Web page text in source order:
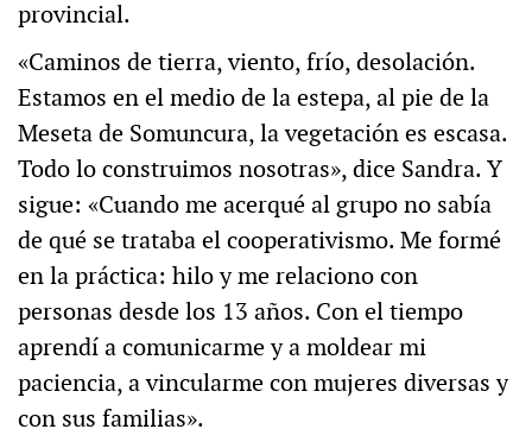
provincial.
«Caminos de tierra, viento, frío, desolación.
Estamos en el medio de la estepa, al pie de la
Meseta de Somuncura, la vegetación es escasa.
Todo lo construimos nosotras», dice Sandra. Y
sigue: «Cuando me acerqué al grupo no sabía
de qué se trataba el cooperativismo. Me formé
en la práctica: hilo y me relaciono con
personas desde los 13 años. Con el tiempo
aprendí a comunicarme y a moldear mi
paciencia, a vincularme con mujeres diversas y
con sus familias».